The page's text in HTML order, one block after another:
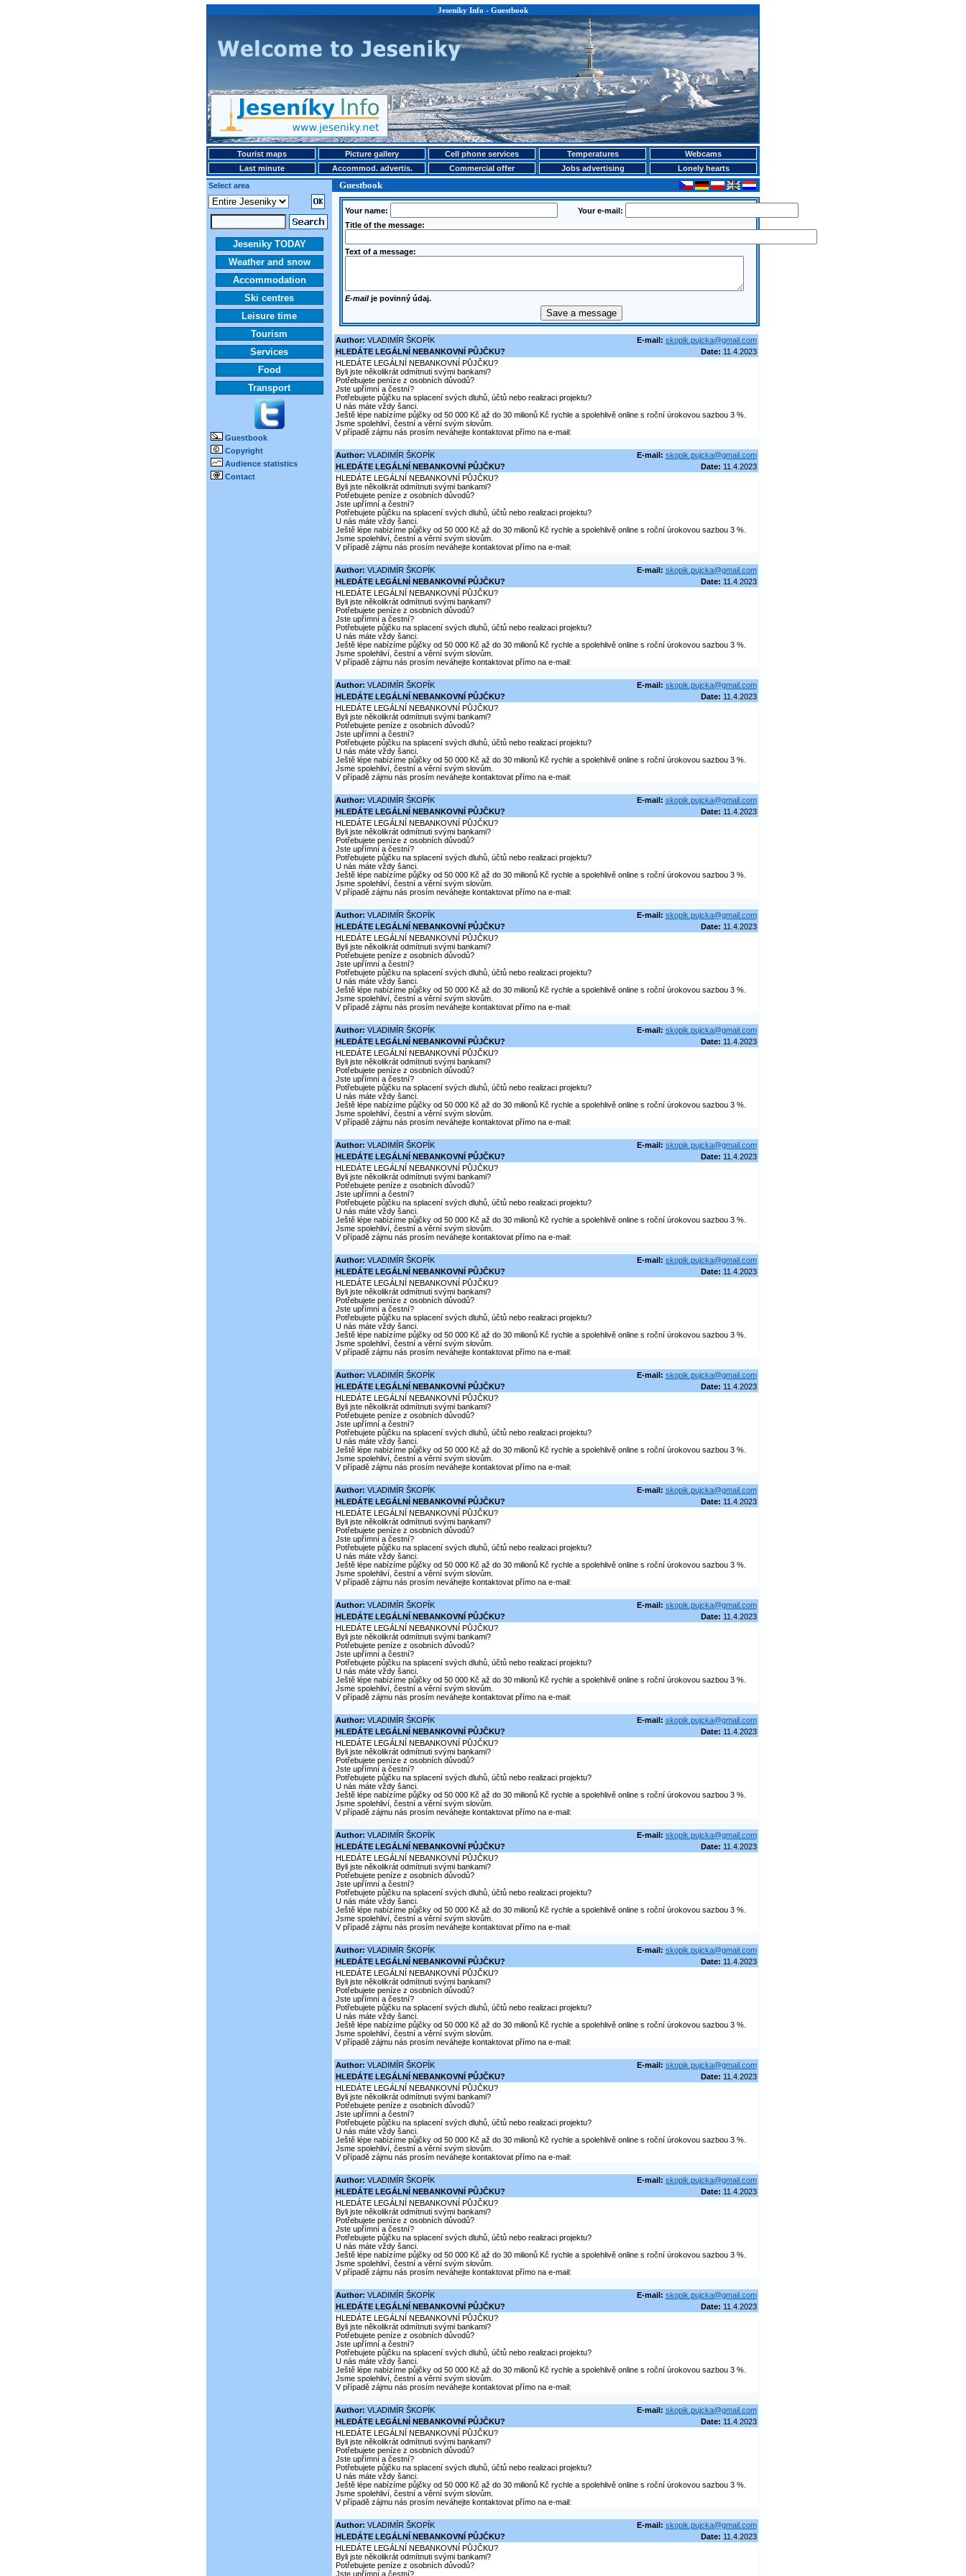
Jeseniky Info - Guestbook
Tourist maps Picture gallery Cell phone services Temperatures
Webcams
Last minute
Accommod. advertis. Commercial offer Jobs advertising
Lonely hearts
Select area
Guestbook
Jeseniky TODAY
Weather and snow
Accommodation
Ski centres
Leisure time
Tourism
Services
Food
Transport
Guestbook
Copyright
Audience statistics
Contact
Your name:
Your e-mail:
Title of the message:
Text of a message:
E-mailje povinný údaj.
Author: VLADIMÍR ŠKOPÍK E-mail: skopik.pujcka@gmail.com
HLEDÁTE LEGÁLNÍ NEBANKOVNÍ PŮJČKU?
Date: 11.4.2023
HLEDÁTE LEGÁLNÍ NEBANKOVNÍ PŮJČKU?
Byli jste několikrát odmítnuti svými bankami?
Potřebujete peníze z osobních důvodů?
Jste upřímní a čestní?
Potřebujete půjčku na splacení svých dluhů, účtů nebo realizaci projektu?
U nás máte vždy šanci.
Ještě lépe nabízíme půjčky od 50 000 Kč až do 30 milionů Kč rychle a spolehlivě online s roční úrokovou sazbou 3 %.
Jsme spolehliví, čestní a věrní svým slovům.
V případě zájmu nás prosím neváhejte kontaktovat přímo na e-mail:
Author: VLADIMÍR ŠKOPÍK E-mail: skopik.pujcka@gmail.com
HLEDÁTE LEGÁLNÍ NEBANKOVNÍ PŮJČKU?
Date: 11.4.2023
HLEDÁTE LEGÁLNÍ NEBANKOVNÍ PŮJČKU?
Byli jste několikrát odmítnuti svými bankami?
Potřebujete peníze z osobních důvodů?
Jste upřímní a čestní?
Potřebujete půjčku na splacení svých dluhů, účtů nebo realizaci projektu?
U nás máte vždy šanci.
Ještě lépe nabízíme půjčky od 50 000 Kč až do 30 milionů Kč rychle a spolehlivě online s roční úrokovou sazbou 3 %.
Jsme spolehliví, čestní a věrní svým slovům.
V případě zájmu nás prosím neváhejte kontaktovat přímo na e-mail:
Author: VLADIMÍR ŠKOPÍK E-mail: skopik.pujcka@gmail.com
HLEDÁTE LEGÁLNÍ NEBANKOVNÍ PŮJČKU?
Date: 11.4.2023
HLEDÁTE LEGÁLNÍ NEBANKOVNÍ PŮJČKU?
Byli jste několikrát odmítnuti svými bankami?
Potřebujete peníze z osobních důvodů?
Jste upřímní a čestní?
Potřebujete půjčku na splacení svých dluhů, účtů nebo realizaci projektu?
U nás máte vždy šanci.
Ještě lépe nabízíme půjčky od 50 000 Kč až do 30 milionů Kč rychle a spolehlivě online s roční úrokovou sazbou 3 %.
Jsme spolehliví, čestní a věrní svým slovům.
V případě zájmu nás prosím neváhejte kontaktovat přímo na e-mail:
Author: VLADIMÍR ŠKOPÍK E-mail: skopik.pujcka@gmail.com
HLEDÁTE LEGÁLNÍ NEBANKOVNÍ PŮJČKU?
Date: 11.4.2023
HLEDÁTE LEGÁLNÍ NEBANKOVNÍ PŮJČKU?
Byli jste několikrát odmítnuti svými bankami?
Potřebujete peníze z osobních důvodů?
Jste upřímní a čestní?
Potřebujete půjčku na splacení svých dluhů, účtů nebo realizaci projektu?
U nás máte vždy šanci.
Ještě lépe nabízíme půjčky od 50 000 Kč až do 30 milionů Kč rychle a spolehlivě online s roční úrokovou sazbou 3 %.
Jsme spolehliví, čestní a věrní svým slovům.
V případě zájmu nás prosím neváhejte kontaktovat přímo na e-mail:
Author: VLADIMÍR ŠKOPÍK E-mail: skopik.pujcka@gmail.com
HLEDÁTE LEGÁLNÍ NEBANKOVNÍ PŮJČKU?
Date: 11.4.2023
HLEDÁTE LEGÁLNÍ NEBANKOVNÍ PŮJČKU?
Byli jste několikrát odmítnuti svými bankami?
Potřebujete peníze z osobních důvodů?
Jste upřímní a čestní?
Potřebujete půjčku na splacení svých dluhů, účtů nebo realizaci projektu?
U nás máte vždy šanci.
Ještě lépe nabízíme půjčky od 50 000 Kč až do 30 milionů Kč rychle a spolehlivě online s roční úrokovou sazbou 3 %.
Jsme spolehliví, čestní a věrní svým slovům.
V případě zájmu nás prosím neváhejte kontaktovat přímo na e-mail:
Author: VLADIMÍR ŠKOPÍK E-mail: skopik.pujcka@gmail.com
HLEDÁTE LEGÁLNÍ NEBANKOVNÍ PŮJČKU?
Date: 11.4.2023
HLEDÁTE LEGÁLNÍ NEBANKOVNÍ PŮJČKU?
Byli jste několikrát odmítnuti svými bankami?
Potřebujete peníze z osobních důvodů?
Jste upřímní a čestní?
Potřebujete půjčku na splacení svých dluhů, účtů nebo realizaci projektu?
U nás máte vždy šanci.
Ještě lépe nabízíme půjčky od 50 000 Kč až do 30 milionů Kč rychle a spolehlivě online s roční úrokovou sazbou 3 %.
Jsme spolehliví, čestní a věrní svým slovům.
V případě zájmu nás prosím neváhejte kontaktovat přímo na e-mail:
Author: VLADIMÍR ŠKOPÍK E-mail: skopik.pujcka@gmail.com
HLEDÁTE LEGÁLNÍ NEBANKOVNÍ PŮJČKU?
Date: 11.4.2023
HLEDÁTE LEGÁLNÍ NEBANKOVNÍ PŮJČKU?
Byli jste několikrát odmítnuti svými bankami?
Potřebujete peníze z osobních důvodů?
Jste upřímní a čestní?
Potřebujete půjčku na splacení svých dluhů, účtů nebo realizaci projektu?
U nás máte vždy šanci.
Ještě lépe nabízíme půjčky od 50 000 Kč až do 30 milionů Kč rychle a spolehlivě online s roční úrokovou sazbou 3 %.
Jsme spolehliví, čestní a věrní svým slovům.
V případě zájmu nás prosím neváhejte kontaktovat přímo na e-mail:
Author: VLADIMÍR ŠKOPÍK E-mail: skopik.pujcka@gmail.com
HLEDÁTE LEGÁLNÍ NEBANKOVNÍ PŮJČKU?
Date: 11.4.2023
HLEDÁTE LEGÁLNÍ NEBANKOVNÍ PŮJČKU?
Byli jste několikrát odmítnuti svými bankami?
Potřebujete peníze z osobních důvodů?
Jste upřímní a čestní?
Potřebujete půjčku na splacení svých dluhů, účtů nebo realizaci projektu?
U nás máte vždy šanci.
Ještě lépe nabízíme půjčky od 50 000 Kč až do 30 milionů Kč rychle a spolehlivě online s roční úrokovou sazbou 3 %.
Jsme spolehliví, čestní a věrní svým slovům.
V případě zájmu nás prosím neváhejte kontaktovat přímo na e-mail:
Author: VLADIMÍR ŠKOPÍK E-mail: skopik.pujcka@gmail.com
HLEDÁTE LEGÁLNÍ NEBANKOVNÍ PŮJČKU?
Date: 11.4.2023
HLEDÁTE LEGÁLNÍ NEBANKOVNÍ PŮJČKU?
Byli jste několikrát odmítnuti svými bankami?
Potřebujete peníze z osobních důvodů?
Jste upřímní a čestní?
Potřebujete půjčku na splacení svých dluhů, účtů nebo realizaci projektu?
U nás máte vždy šanci.
Ještě lépe nabízíme půjčky od 50 000 Kč až do 30 milionů Kč rychle a spolehlivě online s roční úrokovou sazbou 3 %.
Jsme spolehliví, čestní a věrní svým slovům.
V případě zájmu nás prosím neváhejte kontaktovat přímo na e-mail:
Author: VLADIMÍR ŠKOPÍK E-mail: skopik.pujcka@gmail.com
HLEDÁTE LEGÁLNÍ NEBANKOVNÍ PŮJČKU?
Date: 11.4.2023
HLEDÁTE LEGÁLNÍ NEBANKOVNÍ PŮJČKU?
Byli jste několikrát odmítnuti svými bankami?
Potřebujete peníze z osobních důvodů?
Jste upřímní a čestní?
Potřebujete půjčku na splacení svých dluhů, účtů nebo realizaci projektu?
U nás máte vždy šanci.
Ještě lépe nabízíme půjčky od 50 000 Kč až do 30 milionů Kč rychle a spolehlivě online s roční úrokovou sazbou 3 %.
Jsme spolehliví, čestní a věrní svým slovům.
V případě zájmu nás prosím neváhejte kontaktovat přímo na e-mail:
Author: VLADIMÍR ŠKOPÍK E-mail: skopik.pujcka@gmail.com
HLEDÁTE LEGÁLNÍ NEBANKOVNÍ PŮJČKU?
Date: 11.4.2023
HLEDÁTE LEGÁLNÍ NEBANKOVNÍ PŮJČKU?
Byli jste několikrát odmítnuti svými bankami?
Potřebujete peníze z osobních důvodů?
Jste upřímní a čestní?
Potřebujete půjčku na splacení svých dluhů, účtů nebo realizaci projektu?
U nás máte vždy šanci.
Ještě lépe nabízíme půjčky od 50 000 Kč až do 30 milionů Kč rychle a spolehlivě online s roční úrokovou sazbou 3 %.
Jsme spolehliví, čestní a věrní svým slovům.
V případě zájmu nás prosím neváhejte kontaktovat přímo na e-mail:
Author: VLADIMÍR ŠKOPÍK E-mail: skopik.pujcka@gmail.com
HLEDÁTE LEGÁLNÍ NEBANKOVNÍ PŮJČKU?
Date: 11.4.2023
HLEDÁTE LEGÁLNÍ NEBANKOVNÍ PŮJČKU?
Byli jste několikrát odmítnuti svými bankami?
Potřebujete peníze z osobních důvodů?
Jste upřímní a čestní?
Potřebujete půjčku na splacení svých dluhů, účtů nebo realizaci projektu?
U nás máte vždy šanci.
Ještě lépe nabízíme půjčky od 50 000 Kč až do 30 milionů Kč rychle a spolehlivě online s roční úrokovou sazbou 3 %.
Jsme spolehliví, čestní a věrní svým slovům.
V případě zájmu nás prosím neváhejte kontaktovat přímo na e-mail:
Author: VLADIMÍR ŠKOPÍK E-mail: skopik.pujcka@gmail.com
HLEDÁTE LEGÁLNÍ NEBANKOVNÍ PŮJČKU?
Date: 11.4.2023
HLEDÁTE LEGÁLNÍ NEBANKOVNÍ PŮJČKU?
Byli jste několikrát odmítnuti svými bankami?
Potřebujete peníze z osobních důvodů?
Jste upřímní a čestní?
Potřebujete půjčku na splacení svých dluhů, účtů nebo realizaci projektu?
U nás máte vždy šanci.
Ještě lépe nabízíme půjčky od 50 000 Kč až do 30 milionů Kč rychle a spolehlivě online s roční úrokovou sazbou 3 %.
Jsme spolehliví, čestní a věrní svým slovům.
V případě zájmu nás prosím neváhejte kontaktovat přímo na e-mail:
Author: VLADIMÍR ŠKOPÍK E-mail: skopik.pujcka@gmail.com
HLEDÁTE LEGÁLNÍ NEBANKOVNÍ PŮJČKU?
Date: 11.4.2023
HLEDÁTE LEGÁLNÍ NEBANKOVNÍ PŮJČKU?
Byli jste několikrát odmítnuti svými bankami?
Potřebujete peníze z osobních důvodů?
Jste upřímní a čestní?
Potřebujete půjčku na splacení svých dluhů, účtů nebo realizaci projektu?
U nás máte vždy šanci.
Ještě lépe nabízíme půjčky od 50 000 Kč až do 30 milionů Kč rychle a spolehlivě online s roční úrokovou sazbou 3 %.
Jsme spolehliví, čestní a věrní svým slovům.
V případě zájmu nás prosím neváhejte kontaktovat přímo na e-mail:
Author: VLADIMÍR ŠKOPÍK E-mail: skopik.pujcka@gmail.com
HLEDÁTE LEGÁLNÍ NEBANKOVNÍ PŮJČKU?
Date: 11.4.2023
HLEDÁTE LEGÁLNÍ NEBANKOVNÍ PŮJČKU?
Byli jste několikrát odmítnuti svými bankami?
Potřebujete peníze z osobních důvodů?
Jste upřímní a čestní?
Potřebujete půjčku na splacení svých dluhů, účtů nebo realizaci projektu?
U nás máte vždy šanci.
Ještě lépe nabízíme půjčky od 50 000 Kč až do 30 milionů Kč rychle a spolehlivě online s roční úrokovou sazbou 3 %.
Jsme spolehliví, čestní a věrní svým slovům.
V případě zájmu nás prosím neváhejte kontaktovat přímo na e-mail:
Author: VLADIMÍR ŠKOPÍK E-mail: skopik.pujcka@gmail.com
HLEDÁTE LEGÁLNÍ NEBANKOVNÍ PŮJČKU?
Date: 11.4.2023
HLEDÁTE LEGÁLNÍ NEBANKOVNÍ PŮJČKU?
Byli jste několikrát odmítnuti svými bankami?
Potřebujete peníze z osobních důvodů?
Jste upřímní a čestní?
Potřebujete půjčku na splacení svých dluhů, účtů nebo realizaci projektu?
U nás máte vždy šanci.
Ještě lépe nabízíme půjčky od 50 000 Kč až do 30 milionů Kč rychle a spolehlivě online s roční úrokovou sazbou 3 %.
Jsme spolehliví, čestní a věrní svým slovům.
V případě zájmu nás prosím neváhejte kontaktovat přímo na e-mail:
Author: VLADIMÍR ŠKOPÍK E-mail: skopik.pujcka@gmail.com
HLEDÁTE LEGÁLNÍ NEBANKOVNÍ PŮJČKU?
Date: 11.4.2023
HLEDÁTE LEGÁLNÍ NEBANKOVNÍ PŮJČKU?
Byli jste několikrát odmítnuti svými bankami?
Potřebujete peníze z osobních důvodů?
Jste upřímní a čestní?
Potřebujete půjčku na splacení svých dluhů, účtů nebo realizaci projektu?
U nás máte vždy šanci.
Ještě lépe nabízíme půjčky od 50 000 Kč až do 30 milionů Kč rychle a spolehlivě online s roční úrokovou sazbou 3 %.
Jsme spolehliví, čestní a věrní svým slovům.
V případě zájmu nás prosím neváhejte kontaktovat přímo na e-mail:
Author: VLADIMÍR ŠKOPÍK E-mail: skopik.pujcka@gmail.com
HLEDÁTE LEGÁLNÍ NEBANKOVNÍ PŮJČKU?
Date: 11.4.2023
HLEDÁTE LEGÁLNÍ NEBANKOVNÍ PŮJČKU?
Byli jste několikrát odmítnuti svými bankami?
Potřebujete peníze z osobních důvodů?
Jste upřímní a čestní?
Potřebujete půjčku na splacení svých dluhů, účtů nebo realizaci projektu?
U nás máte vždy šanci.
Ještě lépe nabízíme půjčky od 50 000 Kč až do 30 milionů Kč rychle a spolehlivě online s roční úrokovou sazbou 3 %.
Jsme spolehliví, čestní a věrní svým slovům.
V případě zájmu nás prosím neváhejte kontaktovat přímo na e-mail:
Author: VLADIMÍR ŠKOPÍK E-mail: skopik.pujcka@gmail.com
HLEDÁTE LEGÁLNÍ NEBANKOVNÍ PŮJČKU?
Date: 11.4.2023
HLEDÁTE LEGÁLNÍ NEBANKOVNÍ PŮJČKU?
Byli jste několikrát odmítnuti svými bankami?
Potřebujete peníze z osobních důvodů?
Jste upřímní a čestní?
Potřebujete půjčku na splacení svých dluhů, účtů nebo realizaci projektu?
U nás máte vždy šanci.
Ještě lépe nabízíme půjčky od 50 000 Kč až do 30 milionů Kč rychle a spolehlivě online s roční úrokovou sazbou 3 %.
Jsme spolehliví, čestní a věrní svým slovům.
V případě zájmu nás prosím neváhejte kontaktovat přímo na e-mail:
Author: VLADIMÍR ŠKOPÍK E-mail: skopik.pujcka@gmail.com
HLEDÁTE LEGÁLNÍ NEBANKOVNÍ PŮJČKU?
Date: 11.4.2023
HLEDÁTE LEGÁLNÍ NEBANKOVNÍ PŮJČKU?
Byli jste několikrát odmítnuti svými bankami?
Potřebujete peníze z osobních důvodů?
Jste upřímní a čestní?